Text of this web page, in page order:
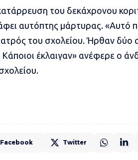
του δεκάχρονου
αυτόπτης μάρτυρας. «Αυτό
του σχολείου. Ήρθαν
έκλαιγαν» ανέφερε ο
Facebook Twitter